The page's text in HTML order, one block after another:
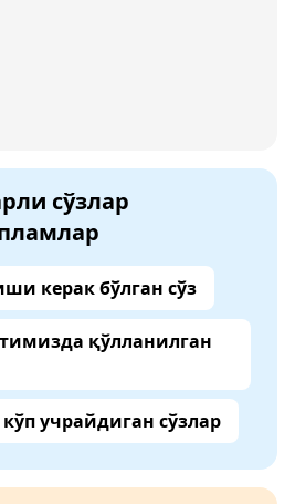
сўзлар
керак бўлган сўз
қўлланилган
учрайдиган сўзлар